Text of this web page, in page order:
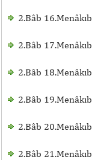
2.Bâb 16.Menâkıb
2.Bâb 17.Menâkıb
2.Bâb 18.Menâkıb
2.Bâb 19.Menâkıb
2.Bâb 20.Menâkıb
2.Bâb 21.Menâkıb